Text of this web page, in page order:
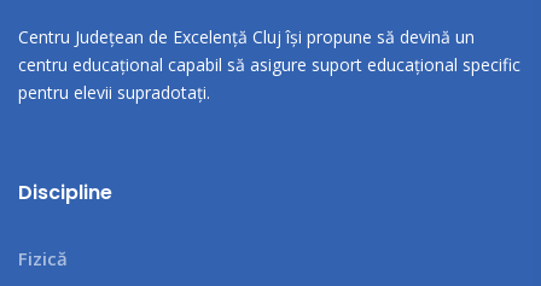
Centru Județean de Excelență Cluj își propune să devină un
centru educațional capabil să asigure suport educațional specific
pentru elevii supradotați.
Discipline
Fizică